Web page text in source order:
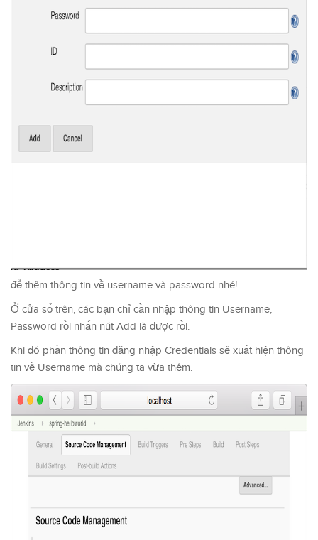
để thêm thông tin về username và password nhé!
Ở cửa sổ trên, các bạn chỉ cần nhập thông tin Username,
Password rồi nhấn nút Add là được rồi.
Khi đó phần thông tin đăng nhập Credentials sẽ xuất hiện thông
tin về Username mà chúng ta vừa thêm.